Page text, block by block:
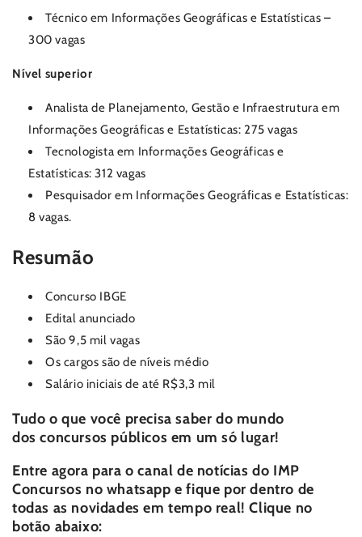
Técnico em Informações Geográficas e Estatísticas –
300 vagas
Nível superior
Analista de Planejamento, Gestão e Infraestrutura em
Informações Geográficas e Estatísticas: 275 vagas
Tecnologista em Informações Geográficas e
Estatísticas: 312 vagas
Pesquisador em Informações Geográficas e Estatísticas:
8 vagas.
Resumão
Concurso IBGE
Edital anunciado
São 9,5 mil vagas
Os cargos são de níveis médio
Salário iniciais de até R$3,3 mil
Tudo o que você precisa saber do mundo
dosconcursos públicos em um só lugar!
Entre agora para o canal de notícias do IMP
Concursos no whatsapp e fique por dentro de
todas as novidades em tempo real! Clique no
botão abaixo: